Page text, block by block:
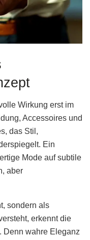
Wirkung erst im
Accessoires und
das Stil,
Ein
Mode auf subtile
aber
sondern als
erkennt die
Denn wahre Eleganz